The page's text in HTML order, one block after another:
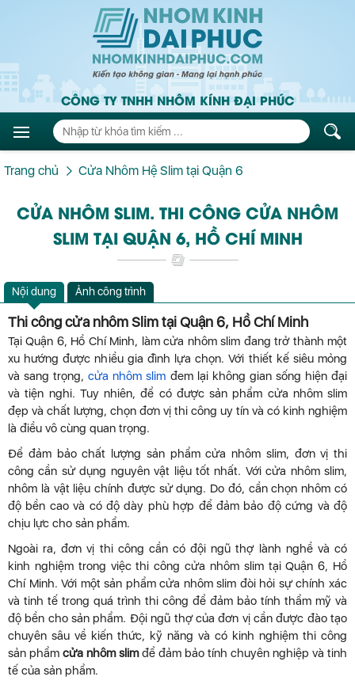
CÔNG TY TNHH NHÔM KÍNH ĐẠI PHÚC
Trang chủ Cửa Nhôm Hệ Slim tại Quận 6
CỬA NHÔM SLIM. THI CÔNG CỬA NHÔM
SLIM TẠI QUẬN 6, HỒ CHÍ MINH
Nội dung Ảnh công trình
Thi công cửa nhôm Slim tại Quận 6, Hồ Chí Minh
Tại Quận 6, Hồ Chí Minh, làm cửa nhôm slim đang trở thành một
xu hướng được nhiều gia đình lựa chọn. Với thiết kế siêu mỏng
và sang trọng,cửa nhôm slim đem lại không gian sống hiện đại
và tiện nghi. Tuy nhiên, để có được sản phẩm cửa nhôm slim
đẹp và chất lượng, chọn đơn vị thi công uy tín và có kinh nghiệm
là điều vô cùng quan trọng.
Để đảm bảo chất lượng sản phẩm cửa nhôm slim, đơn vị thi
công cần sử dụng nguyên vật liệu tốt nhất. Với cửa nhôm slim,
nhôm là vật liệu chính được sử dụng. Do đó, cần chọn nhôm có
độ bền cao và có độ dày phù hợp để đảm bảo độ cứng và độ
chịu lực cho sản phẩm.
Ngoài ra, đơn vị thi công cần có đội ngũ thợ lành nghề và có
kinh nghiệm trong việc thi công cửa nhôm slim tại Quận 6, Hồ
Chí Minh. Với một sản phẩm cửa nhôm slim đòi hỏi sự chính xác
và tinh tế trong quá trình thi công để đảm bảo tính thẩm mỹ và
độ bền cho sản phẩm. Đội ngũ thợ của đơn vị cần được đào tạo
chuyên sâu về kiến ​​thức, kỹ năng và có kinh nghiệm thi công
sản phẩm cửa nhôm slimđể đảm bảo tính chuyên nghiệp và tinh
tế của sản phẩm.